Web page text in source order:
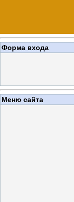
Форма входа
Меню сайта